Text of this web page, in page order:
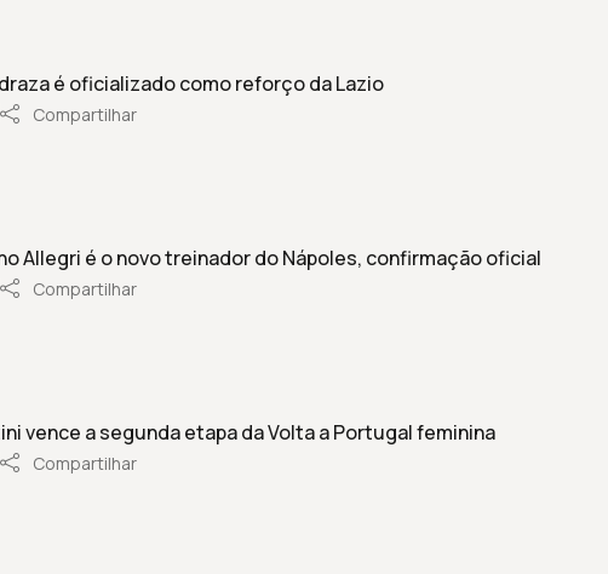
é oficializado como reforço da Lazio
Compartilhar
Allegri é o novo treinador do Nápoles, confirmação oficial
Compartilhar
vence a segunda etapa da Volta a Portugal feminina
Compartilhar